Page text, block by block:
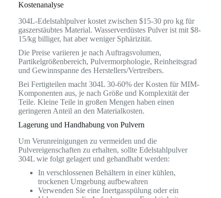
Kostenanalyse
304L-Edelstahlpulver kostet zwischen $15-30 pro kg für
gaszerstäubtes Material. Wasserverdüstes Pulver ist mit $8-
15/kg billiger, hat aber weniger Sphärizität.
Die Preise variieren je nach Auftragsvolumen,
Partikelgrößenbereich, Pulvermorphologie, Reinheitsgrad
und Gewinnspanne des Herstellers/Vertreibers.
Bei Fertigteilen macht 304L 30-60% der Kosten für MIM-
Komponenten aus, je nach Größe und Komplexität der
Teile. Kleine Teile in großen Mengen haben einen
geringeren Anteil an den Materialkosten.
Lagerung und Handhabung von Pulvern
Um Verunreinigungen zu vermeiden und die
Pulvereigenschaften zu erhalten, sollte Edelstahlpulver
304L wie folgt gelagert und gehandhabt werden:
In verschlossenen Behältern in einer kühlen,
trockenen Umgebung aufbewahren
Verwenden Sie eine Inertgasspülung oder ein